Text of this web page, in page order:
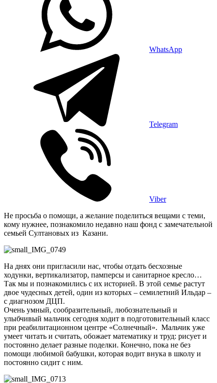
WhatsApp
Telegram
Viber
Не просьба о помощи, а желание поделиться вещами с теми,
кому нужнее, познакомило недавно наш фонд с замечательной
семьей Султановых из Казани.
На днях они пригласили нас, чтобы отдать бесхозные
ходунки, вертикализатор, памперсы и санитарное кресло…
Так мы и познакомились с их историей. В этой семье растут
двое чудесных детей, один из которых – семилетний Ильдар –
с диагнозом ДЦП.
Очень умный, сообразительный, любознательный и
улыбчивый мальчик сегодня ходит в подготовительный класс
при реабилитационном центре «Солнечный». Мальчик уже
умеет читать и считать, обожает математику и труд: рисует и
постоянно делает разные поделки. Конечно, пока не без
помощи любимой бабушки, которая водит внука в школу и
постоянно сидит с ним.